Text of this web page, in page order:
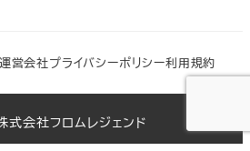
運営会社プライバシーポリシー利用規約
会社フロムレジェンド